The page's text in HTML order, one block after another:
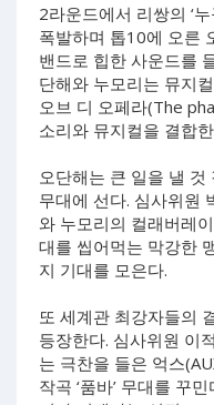
2라운드에서 리쌍의 ‘
폭발하며 톱10에 오른
밴드로 힙한 사운드를
단해와 누모리는 뮤지컬
오브 디 오페라(The
소리와 뮤지컬을 결합
오단해는 큰 일을 낼
무대에 선다. 심사위원
와 누모리의 컬래버레
대를 씹어먹는 막강한
지 기대를 모은다.
또 세계관 최강자들의
등장한다. 심사위원 이
는 극찬을 들은 억스
작곡 ‘품바’ 무대를 꾸